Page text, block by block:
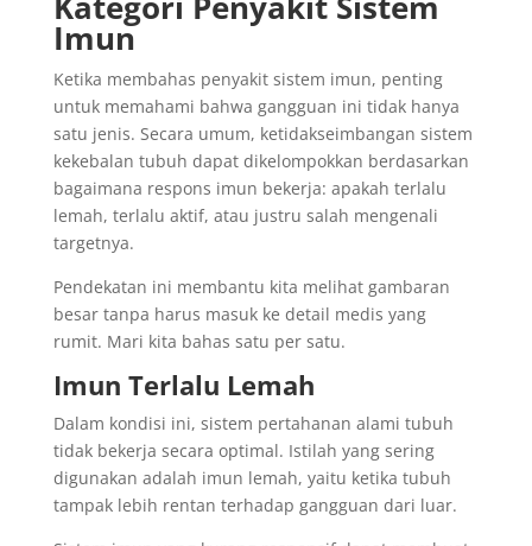
Imun
Ketika membahas penyakit sistem imun, penting
untuk memahami bahwa gangguan ini tidak hanya
satu jenis. Secara umum, ketidakseimbangan sistem
kekebalan tubuh dapat dikelompokkan berdasarkan
bagaimana respons imun bekerja: apakah terlalu
lemah, terlalu aktif, atau justru salah mengenali
targetnya.
Pendekatan ini membantu kita melihat gambaran
besar tanpa harus masuk ke detail medis yang
rumit. Mari kita bahas satu per satu.
Imun Terlalu Lemah
Dalam kondisi ini, sistem pertahanan alami tubuh
tidak bekerja secara optimal. Istilah yang sering
digunakan adalah imun lemah, yaitu ketika tubuh
tampak lebih rentan terhadap gangguan dari luar.